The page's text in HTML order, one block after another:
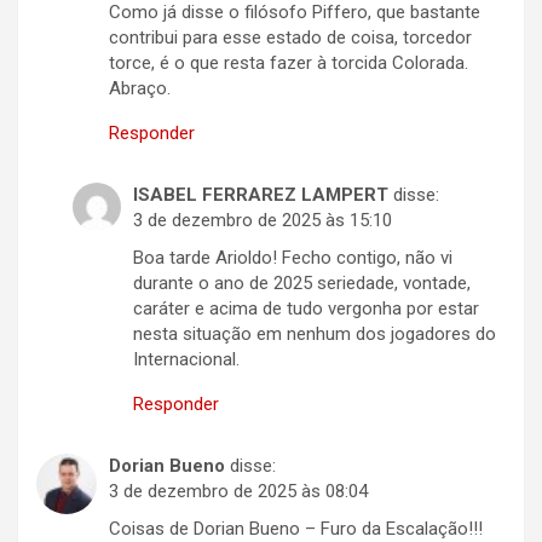
Como já disse o filósofo Piffero, que bastante
contribui para esse estado de coisa, torcedor
torce, é o que resta fazer à torcida Colorada.
Abraço.
Responder
ISABEL FERRAREZ LAMPERT disse:
3 de dezembro de 2025 às 15:10
Boa tarde Arioldo! Fecho contigo, não vi
durante o ano de 2025 seriedade, vontade,
caráter e acima de tudo vergonha por estar
nesta situação em nenhum dos jogadores do
Internacional.
Responder
Dorian Bueno disse:
3 de dezembro de 2025 às 08:04
Coisas de Dorian Bueno – Furo da Escalação!!!